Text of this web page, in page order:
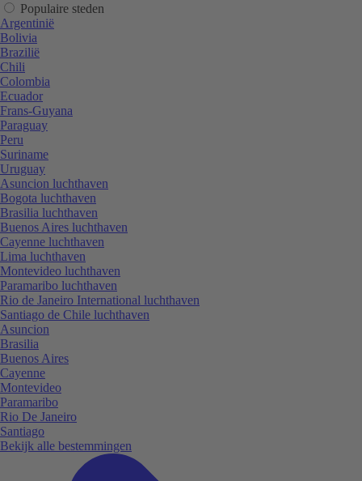
Populaire steden
Argentinië
Bolivia
Brazilië
Chili
Colombia
Ecuador
Frans-Guyana
Paraguay
Peru
Suriname
Uruguay
Asuncion luchthaven
Bogota luchthaven
Brasilia luchthaven
Buenos Aires luchthaven
Cayenne luchthaven
Lima luchthaven
Montevideo luchthaven
Paramaribo luchthaven
Rio de Janeiro International luchthaven
Santiago de Chile luchthaven
Asuncion
Brasilia
Buenos Aires
Cayenne
Montevideo
Paramaribo
Rio De Janeiro
Santiago
Bekijk alle bestemmingen